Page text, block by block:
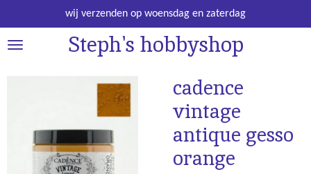
direct
naar
Steph's hobbyshop
wij verzenden op woensdag en zaterdag
cadence
vintage
antique gesso
orange